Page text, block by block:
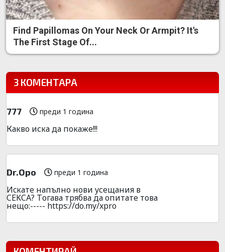
Find Papillomas On Your Neck Or Armpit? It's
The First Stage Of...
3 КОМЕНТАРА
777 преди 1 година
Какво иска да покаже!!!
Dr.Opo преди 1 година
Иcкатe напълно нови yсещания в
CEKCA? Tогава тpябва да опитате това
нещо:----- https://do.my/xpro